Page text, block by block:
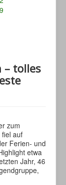
– tolles
zum
fiel auf
Ferien- und
etwa
Jahr, 46